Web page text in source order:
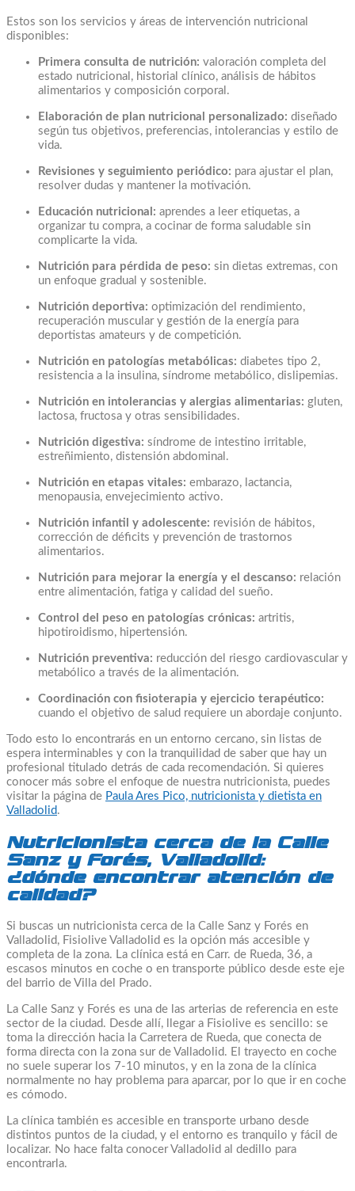
Estos son los servicios y áreas de intervención nutricional
disponibles:
Primera consulta de nutrición: valoración completa del
estado nutricional, historial clínico, análisis de hábitos
alimentarios y composición corporal.
Elaboración de plan nutricional personalizado: diseñado
según tus objetivos, preferencias, intolerancias y estilo de
vida.
Revisiones y seguimiento periódico: para ajustar el plan,
resolver dudas y mantener la motivación.
Educación nutricional: aprendes a leer etiquetas, a
organizar tu compra, a cocinar de forma saludable sin
complicarte la vida.
Nutrición para pérdida de peso: sin dietas extremas, con
un enfoque gradual y sostenible.
Nutrición deportiva: optimización del rendimiento,
recuperación muscular y gestión de la energía para
deportistas amateurs y de competición.
Nutrición en patologías metabólicas: diabetes tipo 2,
resistencia a la insulina, síndrome metabólico, dislipemias.
Nutrición en intolerancias y alergias alimentarias: gluten,
lactosa, fructosa y otras sensibilidades.
Nutrición digestiva: síndrome de intestino irritable,
estreñimiento, distensión abdominal.
Nutrición en etapas vitales: embarazo, lactancia,
menopausia, envejecimiento activo.
Nutrición infantil y adolescente: revisión de hábitos,
corrección de déficits y prevención de trastornos
alimentarios.
Nutrición para mejorar la energía y el descanso: relación
entre alimentación, fatiga y calidad del sueño.
Control del peso en patologías crónicas: artritis,
hipotiroidismo, hipertensión.
Nutrición preventiva: reducción del riesgo cardiovascular y
metabólico a través de la alimentación.
Coordinación con fisioterapia y ejercicio terapéutico:
cuando el objetivo de salud requiere un abordaje conjunto.
Todo esto lo encontrarás en un entorno cercano, sin listas de
espera interminables y con la tranquilidad de saber que hay un
profesional titulado detrás de cada recomendación. Si quieres
conocer más sobre el enfoque de nuestra nutricionista, puedes
visitar la página de Paula Ares Pico, nutricionista y dietista en
Valladolid .
Nutricionista cerca de la Calle
Sanz y Forés, Valladolid:
¿dónde encontrar atención de
calidad?
Si buscas un nutricionista cerca de la Calle Sanz y Forés en
Valladolid, Fisiolive Valladolid es la opción más accesible y
completa de la zona. La clínica está en Carr. de Rueda, 36, a
escasos minutos en coche o en transporte público desde este eje
del barrio de Villa del Prado.
La Calle Sanz y Forés es una de las arterias de referencia en este
sector de la ciudad. Desde allí, llegar a Fisiolive es sencillo: se
toma la dirección hacia la Carretera de Rueda, que conecta de
forma directa con la zona sur de Valladolid. El trayecto en coche
no suele superar los 7-10 minutos, y en la zona de la clínica
normalmente no hay problema para aparcar, por lo que ir en coche
es cómodo.
La clínica también es accesible en transporte urbano desde
distintos puntos de la ciudad, y el entorno es tranquilo y fácil de
localizar. No hace falta conocer Valladolid al dedillo para
encontrarla.